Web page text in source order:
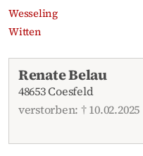
Wesseling
Witten
Aktuelle Traueranzeigen
Renate Belau
48653 Coesfeld
verstorben: † 10.02.2025